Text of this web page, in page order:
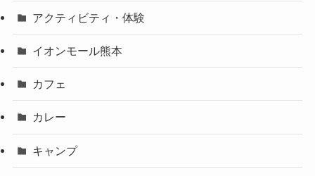
アクティビティ・体験
イオンモール熊本
カフェ
カレー
キャンプ